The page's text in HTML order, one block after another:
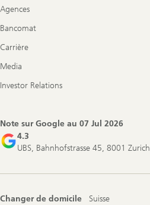
Agences
Bancomat
Carrière
Media
Investor Relations
Note sur Google au 07 Jul 2026
4.3
UBS, Bahnhofstrasse 45, 8001 Zurich
Changer de domicile
Suisse